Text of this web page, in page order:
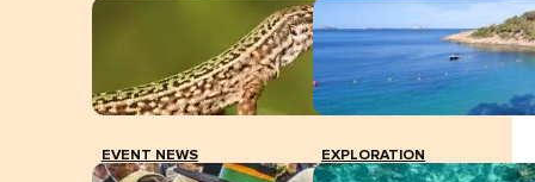
EVENT NEWS EXPLORATION